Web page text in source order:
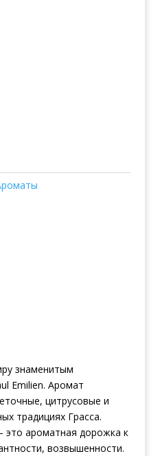
знаменитым
Emilien. Аромат
цитрусовые и
традициях Грасса.
это ароматная дорожка к
возвышенности.